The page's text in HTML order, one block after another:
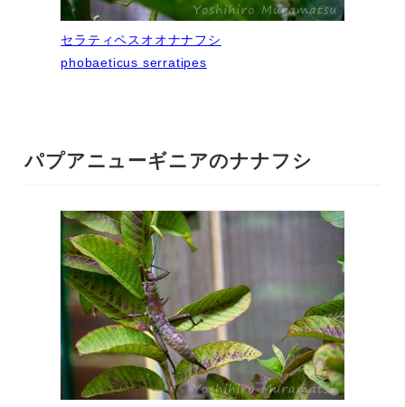
セラティペスオオナナフシ
phobaeticus serratipes
パプアニューギニアのナナフシ